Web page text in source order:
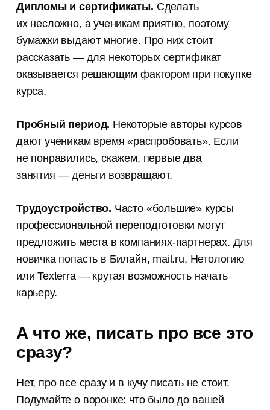
Дипломы и сертификаты. Сделать
их несложно, а ученикам приятно, поэтому
бумажки выдают многие. Про них стоит
рассказать — для некоторых сертификат
оказывается решающим фактором при покупке
курса.
Пробный период. Некоторые авторы курсов
дают ученикам время «распробовать». Если
не понравились, скажем, первые два
занятия — деньги возвращают.
Трудоустройство. Часто «большие» курсы
профессиональной переподготовки могут
предложить места в компаниях-партнерах. Для
новичка попасть в Билайн, mail.ru, Нетологию
или Texterra — крутая возможность начать
карьеру.
А что же, писать про все это
сразу?
Нет, про все сразу и в кучу писать не стоит.
Подумайте о воронке: что было до вашей